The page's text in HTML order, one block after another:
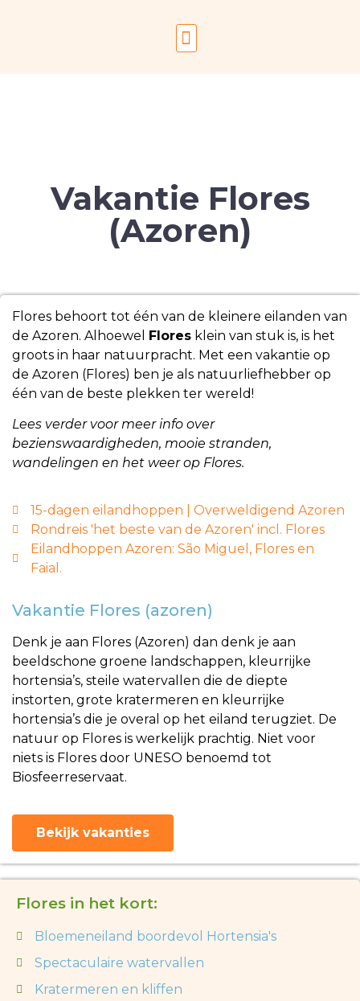
Vakantie Flores
(Azoren)
Flores behoort tot één van de kleinere eilanden van
de Azoren. Alhoewel Flores klein van stuk is, is het
groots in haar natuurpracht. Met een vakantie op
de Azoren (Flores) ben je als natuurliefhebber op
één van de beste plekken ter wereld!
Lees verder voor meer info over
bezienswaardigheden, mooie stranden,
wandelingen en het weer op Flores.
15-dagen eilandhoppen | Overweldigend Azoren
Rondreis 'het beste van de Azoren' incl. Flores
Eilandhoppen Azoren: São Miguel, Flores en
Faial.
Vakantie Flores (azoren)
Denk je aan Flores (Azoren) dan denk je aan
beeldschone groene landschappen, kleurrijke
hortensia’s, steile watervallen die de diepte
instorten, grote kratermeren en kleurrijke
hortensia’s die je overal op het eiland terugziet. De
natuur op Flores is werkelijk prachtig. Niet voor
niets is Flores door UNESO benoemd tot
Biosfeerreservaat.
Bekijk vakanties
Flores in het kort:
Bloemeneiland boordevol Hortensia's
Spectaculaire watervallen
Kratermeren en kliffen